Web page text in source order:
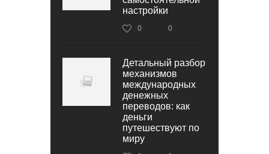
настройки
0 0
Детальный разбор
механизмов
международных
денежных
переводов: как
деньги
путешествуют по
миру